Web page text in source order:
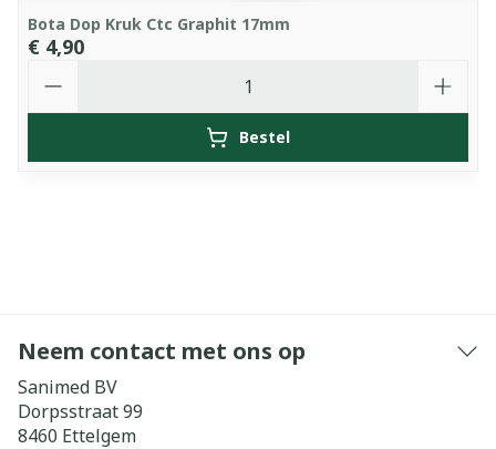
Bota Dop Kruk Ctc Graphit 17mm
€ 4,90
Bestel
Neem contact met ons op
Sanimed BV
Dorpsstraat 99
8460 Ettelgem